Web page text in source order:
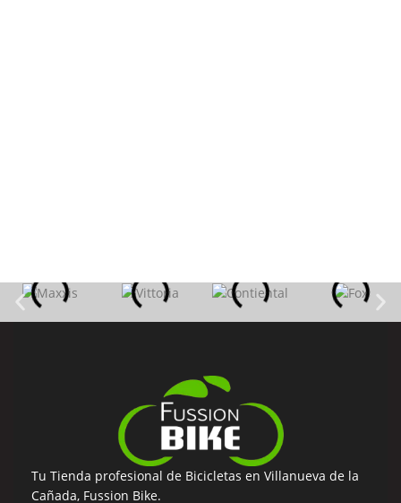
Tu Tienda profesional de Bicicletas en Villanueva de la
Cañada, Fussion Bike.